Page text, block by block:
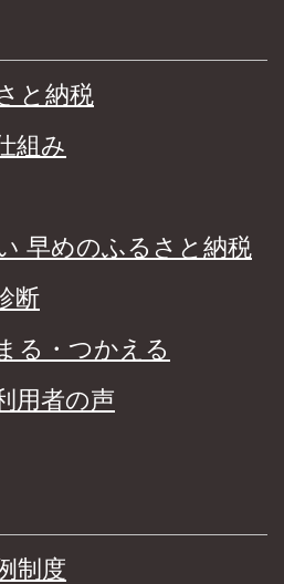
と納税
組み
早めのふるさと納税
断
る・つかえる
用者の声
制度